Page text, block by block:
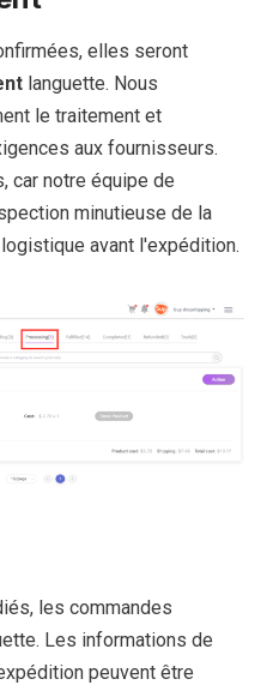
elles seront
languette. Nous
le traitement et
aux fournisseurs.
car notre équipe de
minutieuse de la
avant l'expédition.
les commandes
Les informations de
peuvent être